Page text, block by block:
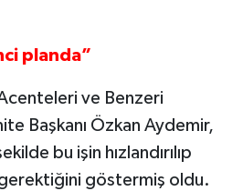
planda”
ve Benzeri
Başkanı Özkan Aydemir,
bu işin hız­landırılıp
gerektiğini gös­termiş oldu.